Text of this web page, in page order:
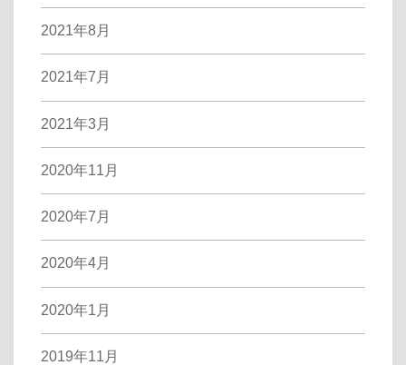
2021年8月
2021年7月
2021年3月
2020年11月
2020年7月
2020年4月
2020年1月
2019年11月